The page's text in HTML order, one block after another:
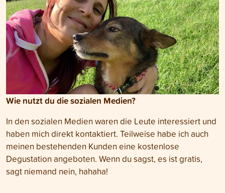
Wie nutzt du die sozialen Medien?
In den sozialen Medien waren die Leute interessiert und
haben mich direkt kontaktiert. Teilweise habe ich auch
meinen bestehenden Kunden eine kostenlose
Degustation angeboten. Wenn du sagst, es ist gratis,
sagt niemand nein, hahaha!